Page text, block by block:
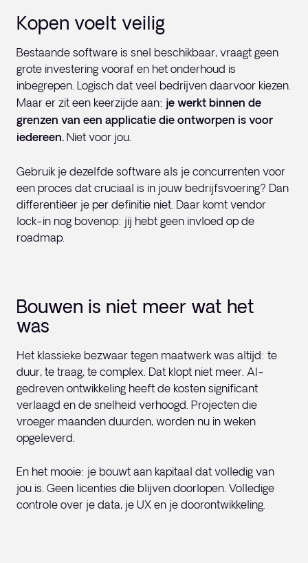
Kopen voelt veilig
Bestaande software is snel beschikbaar, vraagt geen
grote investering vooraf en het onderhoud is
inbegrepen. Logisch dat veel bedrijven daarvoor kiezen.
Maar er zit een keerzijde aan: je werkt binnen de
grenzen van een applicatie die ontworpen is voor
iedereen. Niet voor jou.
Gebruik je dezelfde software als je concurrenten voor
een proces dat cruciaal is in jouw bedrijfsvoering? Dan
differentiëer je per definitie niet. Daar komt vendor
lock-in nog bovenop: jij hebt geen invloed op de
roadmap.
Bouwen is niet meer wat het
was
Het klassieke bezwaar tegen maatwerk was altijd: te
duur, te traag, te complex. Dat klopt niet meer. AI-
gedreven ontwikkeling heeft de kosten significant
verlaagd en de snelheid verhoogd. Projecten die
vroeger maanden duurden, worden nu in weken
opgeleverd.
En het mooie: je bouwt aan kapitaal dat volledig van
jou is. Geen licenties die blijven doorlopen. Volledige
controle over je data, je UX en je doorontwikkeling.